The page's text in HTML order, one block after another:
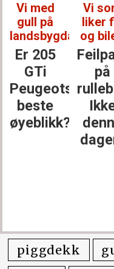
Vi med
gull på
landsbygda:
Er 205
GTi
Peugeots
beste
øyeblikk?
Vi
liker
og
på
piggdekk